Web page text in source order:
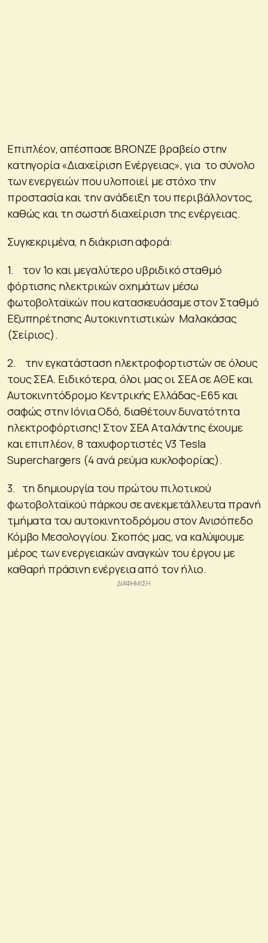
Επιπλέον, απέσπασε BRONZE βραβείο στην
κατηγορία «Διαχείριση Ενέργειας», για το σύνολο
των ενεργειών που υλοποιεί με στόχο την
προστασία και την ανάδειξη του περιβάλλοντος,
καθώς και τη σωστή διαχείριση της ενέργειας.
Συγκεκριμένα, η διάκριση αφορά:
1. τον 1ο και μεγαλύτερο υβριδικό σταθμό
φόρτισης ηλεκτρικών οχημάτων μέσω
φωτοβολταϊκών που κατασκευάσαμε στον Σταθμό
Εξυπηρέτησης Αυτοκινητιστικών Μαλακάσας
(Σείριος).
2. την εγκατάσταση ηλεκτροφορτιστών σε όλους
τους ΣΕΑ. Ειδικότερα, όλοι μας οι ΣΕΑ σε ΑΘΕ και
Αυτοκινητόδρομο Κεντρικής Ελλάδας-Ε65 και
σαφώς στην Ιόνια Οδό, διαθέτουν δυνατότητα
ηλεκτροφόρτισης! Στον ΣΕΑ Αταλάντης έχουμε
και επιπλέον, 8 ταχυφορτιστές V3 Tesla
Superchargers (4 ανά ρεύμα κυκλοφορίας).
3. τη δημιουργία του πρώτου πιλοτικού
φωτοβολταϊκού πάρκου σε ανεκμετάλλευτα πρανή
τμήματα του αυτοκινητοδρόμου στον Ανισόπεδο
Κόμβο Μεσολογγίου. Σκοπός μας, να καλύψουμε
μέρος των ενεργειακών αναγκών του έργου με
καθαρή πράσινη ενέργεια από τον ήλιο.